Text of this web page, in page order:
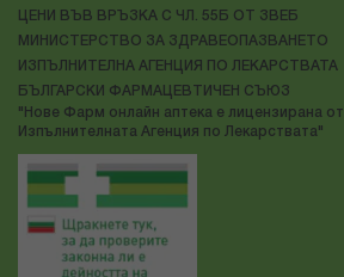
ЦЕНИ ВЪВ ВРЪЗКА С ЧЛ. 55Б ОТ ЗВЕБ
МИНИСТЕРСТВО ЗА ЗДРАВЕОПАЗВАНЕТО
ИЗПЪЛНИТЕЛНА АГЕНЦИЯ ПО ЛЕКАРСТВАТА
БЪЛГАРСКИ ФАРМАЦЕВТИЧЕН СЪЮЗ
"Нове Фарм онлайн аптека е лицензирана от
Изпълнителната Агенция по Лекарствата"